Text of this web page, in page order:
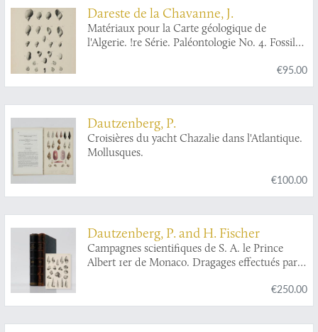
Dareste de la Chavanne, J.
Matériaux pour la Carte géologique de
l'Algerie. !re Série. Paléontologie No. 4. Fossiles
€95.00
Dautzenberg, P.
Croisières du yacht Chazalie dans l'Atlantique.
Mollusques.
€100.00
Dautzenberg, P. and H. Fischer
Campagnes scientifiques de S. A. le Prince
Albert 1er de Monaco. Dragages effectués par
appartenant a la famille des Scalidae et au
€250.00